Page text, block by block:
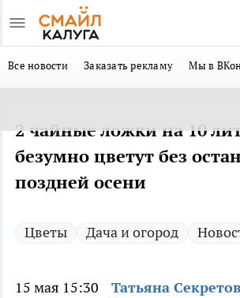
Все новости Заказать рекламу Мы в
2 чайные ложки на 10
безумно цветут без
поздней осени
Цветы Дача и огород
15 мая 15:30 Татьяна